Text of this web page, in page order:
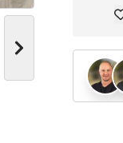
Nächstes Bild